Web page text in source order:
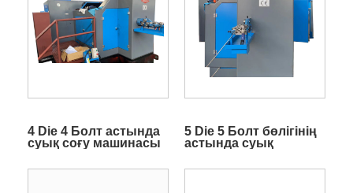
4 Die 4 Болт астында
суық соғу машинасы
5 Die 5 Болт бөлігінің
астында суық